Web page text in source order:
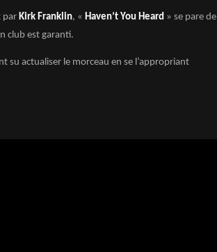
par Kirk Franklin, « Haven’t You Heard » se pare de
club est garanti.
su actualiser le morceau en se l’appropriant